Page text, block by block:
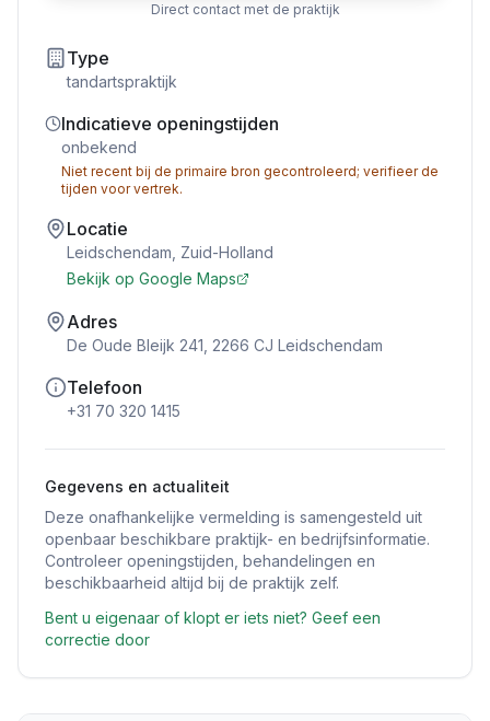
Direct contact met de praktijk
Type
tandartspraktijk
Indicatieve openingstijden
onbekend
Niet recent bij de primaire bron gecontroleerd; verifieer de
tijden voor vertrek.
Locatie
Leidschendam Zuid-Holland
Bekijk op Google Maps
Adres
De Oude Bleijk 241, 2266 CJ Leidschendam
Telefoon
+31 70 320 1415
Gegevens en actualiteit
Deze onafhankelijke vermelding is samengesteld uit
openbaar beschikbare praktijk- en bedrijfsinformatie.
Controleer openingstijden, behandelingen en
beschikbaarheid altijd bij de praktijk zelf.
Bent u eigenaar of klopt er iets niet? Geef een
correctie door